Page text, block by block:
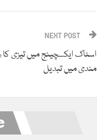
NEXT POST
اسٹاک ایکسچینج میں تیزی
مندی میں تبدیل